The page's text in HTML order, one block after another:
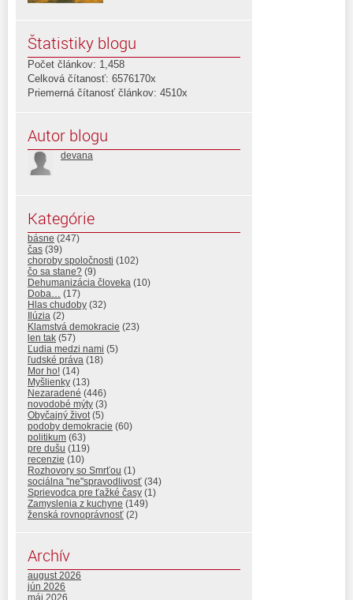
Štatistiky blogu
Počet článkov: 1,458
Celková čítanosť: 6576170x
Priemerná čítanosť článkov: 4510x
Autor blogu
devana
Kategórie
básne (247)
čas (39)
choroby spoločnosti (102)
čo sa stane? (9)
Dehumanizácia človeka (10)
Doba… (17)
Hlas chudoby (32)
Ilúzia (2)
Klamstvá demokracie (23)
len tak (57)
Ľudia medzi nami (5)
ľudské práva (18)
Mor ho! (14)
Myšlienky (13)
Nezaradené (446)
novodobé mýty (3)
Obyčajný život(5)
podoby demokracie (60)
politikum (63)
pre dušu (119)
recenzie (10)
Rozhovory so Smrťou (1)
sociálna "ne"spravodlivosť (34)
Sprievodca pre ťažké časy (1)
Zamyslenia z kuchyne (149)
ženská rovnoprávnosť (2)
Archív
august 2026
jún 2026
máj 2026